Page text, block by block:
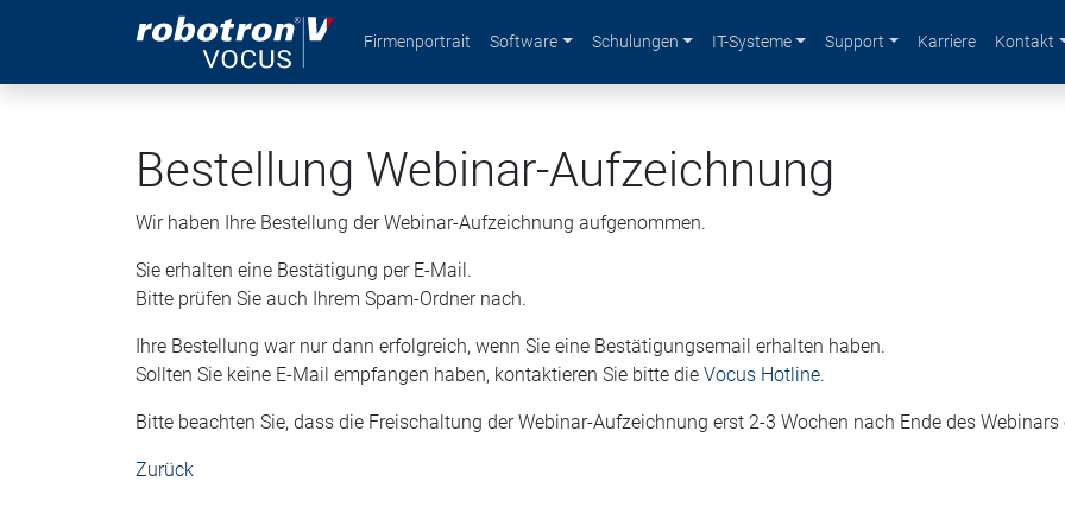
Navigation überspringen
Firmenportrait Software Schulungen IT-Systeme Support Karriere Kontakt
Bestellung Webinar-Aufzeichnung
Wir haben Ihre Bestellung der Webinar-Aufzeichnung aufgenommen.
Sie erhalten eine Bestätigung per E-Mail.
Bitte prüfen Sie auch Ihrem Spam-Ordner nach.
Ihre Bestellung war nur dann erfolgreich, wenn Sie eine Bestätigungsemail erhalten haben.
Sollten Sie keine E-Mail empfangen haben, kontaktieren Sie bitte die Vocus Hotline.
Bitte beachten Sie, dass die Freischaltung der Webinar-Aufzeichnung erst 2-3 Wochen nach Ende des Webinars
Zurück